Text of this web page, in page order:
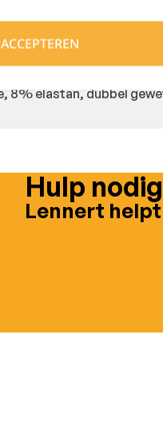
broekspijpopening met
8% elastan, dubbel
Hulp
Lennert
ACCEPTEREN